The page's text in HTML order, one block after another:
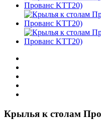
Крылья к столам